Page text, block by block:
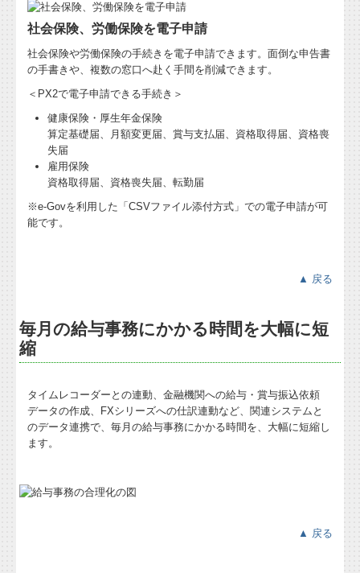
社会保険、労働保険を電子申請
社会保険や労働保険の手続きを電子申請できます。面倒な申告書
の手書きや、複数の窓口へ赴く手間を削減できます。
＜PX2で電子申請できる手続き＞
健康保険・厚生年金保険
算定基礎届、月額変更届、賞与支払届、資格取得届、資格喪
失届
雇用保険
資格取得届、資格喪失届、転勤届
※e-Govを利用した「CSVファイル添付方式」での電子申請が可
能です。
▲ 戻る
毎月の給与事務にかかる時間を大幅に短
縮
タイムレコーダーとの連動、金融機関への給与・賞与振込依頼
データの作成、FXシリーズへの仕訳連動など、関連システムと
のデータ連携で、毎月の給与事務にかかる時間を、大幅に短縮し
ます。
▲ 戻る